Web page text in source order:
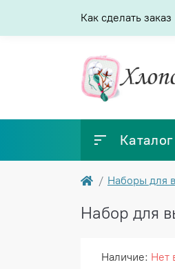
Как сделать заказ
Каталог
Наборы для
Набор для
Наличие: Нет